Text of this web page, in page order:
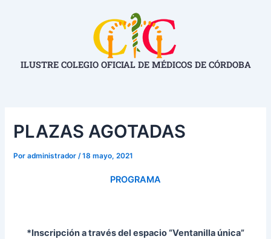
ILUSTRE COLEGIO OFICIAL DE MÉDICOS DE CÓRDOBA
PLAZAS AGOTADAS
Poradministrador /18 mayo, 2021
PROGRAMA
*Inscripción a través del espacio “Ventanilla única”